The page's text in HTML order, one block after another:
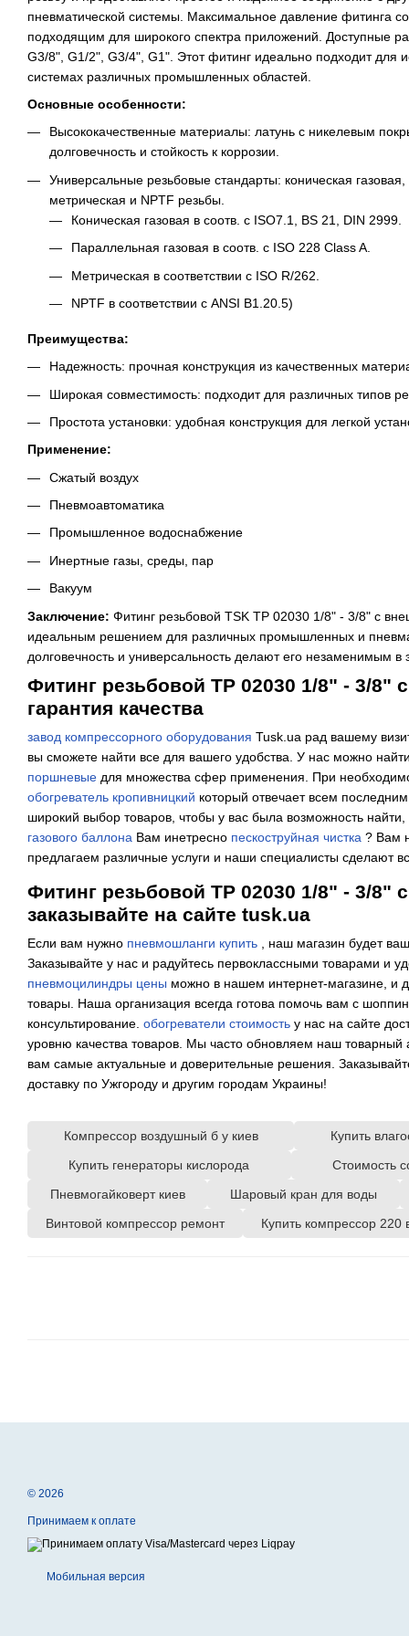
пневматической системы. Максимальное давление фитинга
подходящим для широкого спектра приложений. Доступные
G3/8", G1/2", G3/4", G1". Этот фитинг идеально подходит для
системах различных промышленных областей.
Основные особенности:
Высококачественные материалы: латунь с никелевым
долговечность и стойкость к коррозии.
Универсальные резьбовые стандарты: коническая
метрическая и NPTF резьбы.
Коническая газовая в соотв. с ISO7.1, BS 21, DIN 2999.
Параллельная газовая в соотв. с ISO 228 Class A.
Метрическая в соответствии с ISO R/262.
NPTF в соответствии с ANSI B1.20.5)
Преимущества:
Надежность: прочная конструкция из качественных
Широкая совместимость: подходит для различных типов
Простота установки: удобная конструкция для легкой
Применение:
Сжатый воздух
Пневмоавтоматика
Промышленное водоснабжение
Инертные газы, среды, пар
Вакуум
Заключение: Фитинг резьбовой TSK TP 02030 1/8" - 3/8" с
идеальным решением для различных промышленных и
долговечность и универсальность делают его незаменимым в
Фитинг резьбовой TP 02030 1/8" - 3/8"
гарантия качества
завод компрессорного оборудования Tusk.ua рад вашему
вы сможете найти все для вашего удобства. У нас можно
поршневые для множества сфер применения. При
обогреватель кропивницкий который отвечает всем
широкий выбор товаров, чтобы у вас была возможность
газового баллона Вам инетресно пескоструйная чистка ? Вам
предлагаем различные услуги и наши специалисты сделают
Фитинг резьбовой TP 02030 1/8" - 3/8"
заказывайте на сайте tusk.ua
Если вам нужно пневмошланги купить , наш магазин будет
Заказывайте у нас и радуйтесь первоклассными товарами и
пневмоцилиндры цены можно в нашем интернет-магазине, и
товары. Наша организация всегда готова помочь вам с
консультирование. обогреватели стоимость у нас на сайте
уровню качества товаров. Мы часто обновляем наш товарный
вам самые актуальные и доверительные решения.
доставку по Ужгороду и другим городам Украины!
Компрессор воздушный б у киев
Купить
Купить генераторы кислорода
Стоимость
Пневмогайковерт киев
Шаровый кран для воды
Винтовой компрессор ремонт
Купить компрессор 220
© 2026
Принимаем к оплате
Мобильная версия